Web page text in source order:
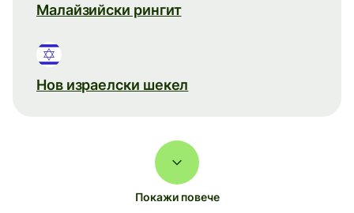
Малайзийски рингит
Нов израелски шекел
Покажи повече